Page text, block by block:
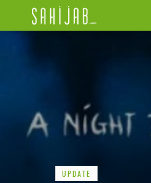
UPDATE